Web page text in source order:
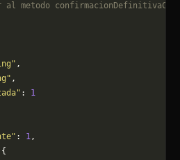
metodo
,
,
: 1
: 1,